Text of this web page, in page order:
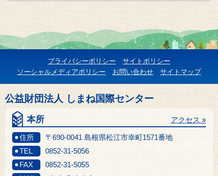
プライバシーポリシー
サイトポリシー
ソーシャルメディアポリシー
お問い合わせ サイトマップ
公益財団法人 しまね国際センター
本所
住所 〒690-0041 島根県松江市幸町1571番地
アクセス »
TEL
0852-31-5056
FAX
0852-31-5055